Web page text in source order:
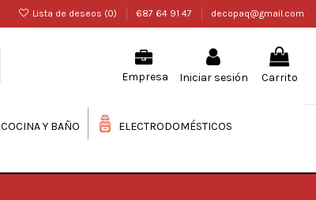
Lista de deseos (0) 687 64 91 47 decopaq@gmail.com
Empresa Iniciar sesión Carrito
COCINA Y BAÑO ELECTRODOMÉSTICOS